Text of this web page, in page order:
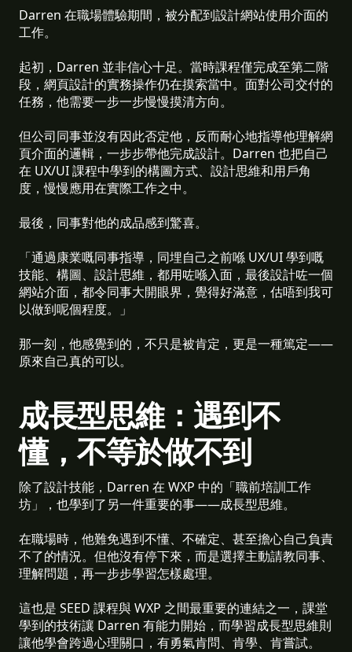
Darren 在職場體驗期間，被分配到設計網站使用介面的
工作。
起初，Darren 並非信心十足。當時課程僅完成至第二階
段，網頁設計的實務操作仍在摸索當中。面對公司交付的
任務，他需要一步一步慢慢摸清方向。
但公司同事並沒有因此否定他，反而耐心地指導他理解網
頁介面的邏輯，一步步帶他完成設計。Darren 也把自己
在 UX/UI 課程中學到的構圖方式、設計思維和用戶角
度，慢慢應用在實際工作之中。
最後，同事對他的成品感到驚喜。
「通過康業嘅同事指導，同埋自己之前喺 UX/UI 學到嘅
技能、構圖、設計思維，都用咗喺入面，最後設計咗一個
網站介面，都令同事大開眼界，覺得好滿意，估唔到我可
以做到呢個程度。」
那一刻，他感覺到的，不只是被肯定，更是一種篤定——
原來自己真的可以。
成長型思維：遇到不
懂，不等於做不到
除了設計技能，Darren 在 WXP 中的「職前培訓工作
坊」，也學到了另一件重要的事——成長型思維。
在職場時，他難免遇到不懂、不確定、甚至擔心自己負責
不了的情況。但他沒有停下來，而是選擇主動請教同事、
理解問題，再一步步學習怎樣處理。
這也是 SEED 課程與 WXP 之間最重要的連結之一，課堂
學到的技術讓 Darren 有能力開始，而學習成長型思維則
讓他學會跨過心理關口，有勇氣肯問、肯學、肯嘗試。